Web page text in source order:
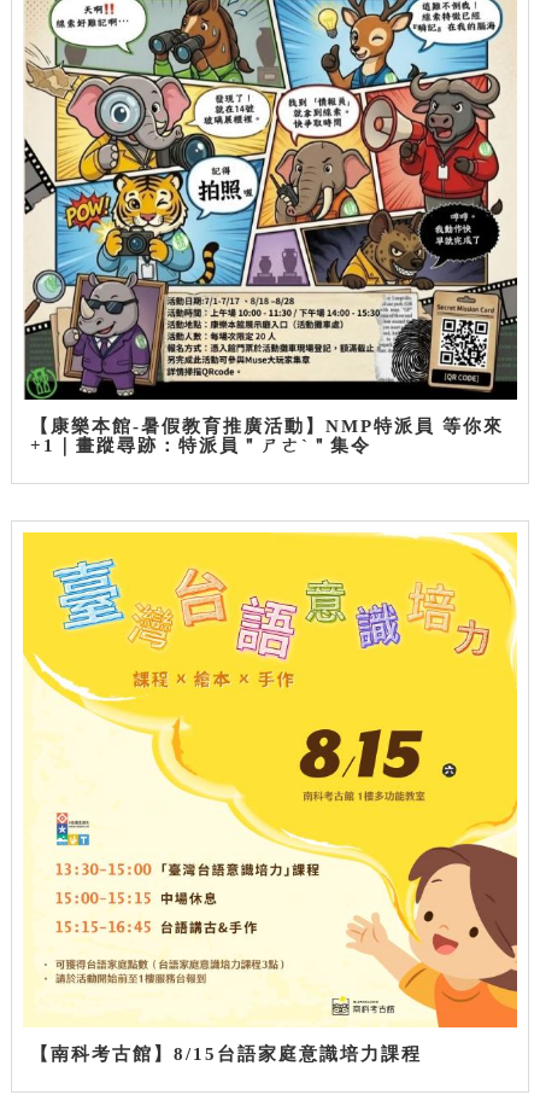
【康樂本館-暑假教育推廣活動】NMP特派員 等你來
+1｜畫蹤尋跡：特派員＂ㄕㄜˋ＂集令
【南科考古館】8/15台語家庭意識培力課程